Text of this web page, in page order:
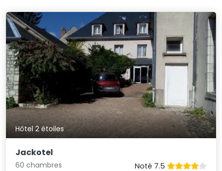
Hôtel 2 étoiles
Jackotel
60 chambres
Noté 7.5